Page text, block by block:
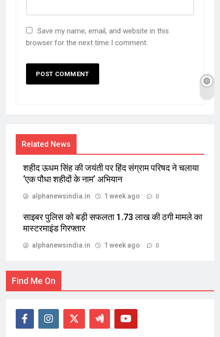
Save my name, email, and website in this
browser for the next time I comment.
Related News
शहीद ऊधम सिंह की जयंती पर हिंद संग्राम परिषद ने चलाया
‘एक पौधा शहीदों के नाम’ अभियान
alphanewsindia.in 1 week ago 0
साइबर पुलिस को बड़ी सफलता 1.73 लाख की ठगी मामले का
मास्टरमाइंड गिरफ्तार
alphanewsindia.in 1 week ago 0
Find Me On